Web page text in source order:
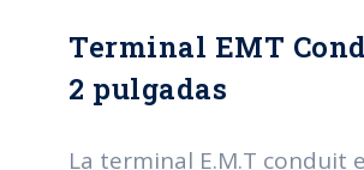
Terminal EMT
2 pulgadas
La terminal E.M.T conduit